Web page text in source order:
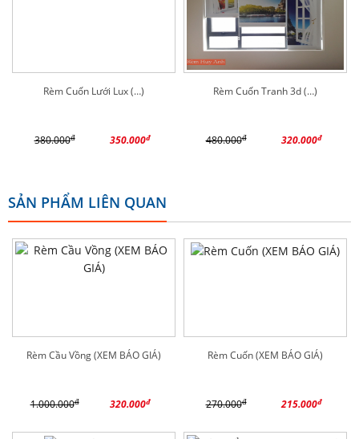
Rèm Cuốn Lưới Lux (…)
380.000đ 350.000đ
Rèm Cuốn Tranh 3d (…)
480.000đ 320.000đ
SẢN PHẨM LIÊN QUAN
Rèm Cầu Vồng (XEM BÁO GIÁ)
1.000.000đ 320.000đ
Rèm Cuốn (XEM BÁO GIÁ)
270.000đ 215.000đ